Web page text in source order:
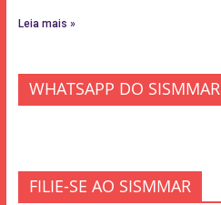
Leia mais »
WHATSAPP DO SISMMAR
FILIE-SE AO SISMMAR